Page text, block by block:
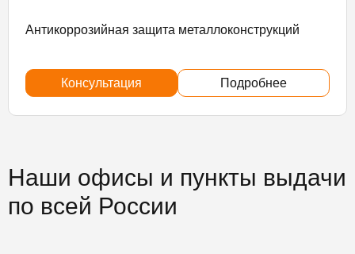
Антикоррозийная защита металлоконструкций
Консультация Подробнее
Наши офисы и пункты выдачи
по всей России